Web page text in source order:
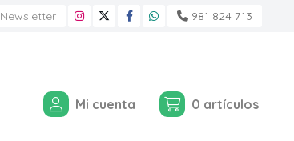
Newsletter 981 824 713
Mi cuenta 0 artículos